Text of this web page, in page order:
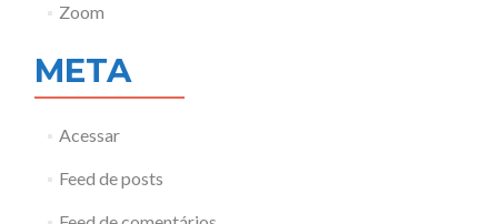
Zoom
META
Acessar
Feed de posts